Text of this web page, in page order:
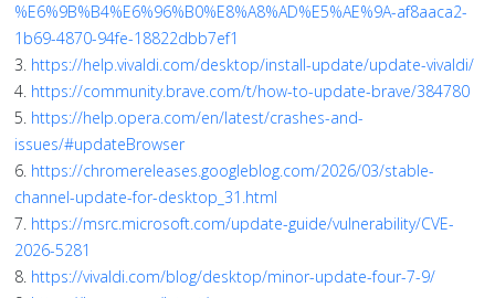
%E6%9B%B4%E6%96%B0%E8%A8%AD%E5%AE%9A-af8aaca2-
1b69-4870-94fe-18822dbb7ef1
3. https://help.vivaldi.com/desktop/install-update/update-vivaldi/
4. https://community.brave.com/t/how-to-update-brave/384780
5. https://help.opera.com/en/latest/crashes-and-
issues/#updateBrowser
6. https://chromereleases.googleblog.com/2026/03/stable-
channel-update-for-desktop_31.html
7. https://msrc.microsoft.com/update-guide/vulnerability/CVE-
2026-5281
8. https://vivaldi.com/blog/desktop/minor-update-four-7-9/